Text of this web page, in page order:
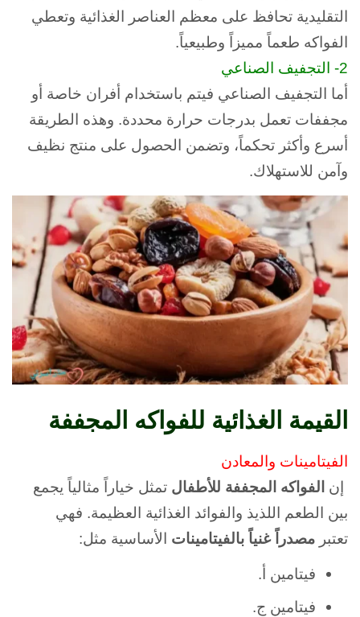
التقليدية تحافظ على معظم العناصر الغذائية وتعطي
الفواكه طعماً مميزاً وطبيعياً.
2- التجفيف الصناعي
أما التجفيف الصناعي فيتم باستخدام أفران خاصة أو
مجففات تعمل بدرجات حرارة محددة. وهذه الطريقة
أسرع وأكثر تحكماً، وتضمن الحصول على منتج نظيف
وآمن للاستهلاك.
القيمة الغذائية للفواكه المجففة
الفيتامينات والمعادن
إن الفواكه المجففة للأطفال تمثل خياراً مثالياً يجمع
بين الطعم اللذيذ والفوائد الغذائية العظيمة. فهي
تعتبر مصدراً غنياً بالفيتامينات الأساسية مثل:
فيتامين أ.
فيتامين ج.